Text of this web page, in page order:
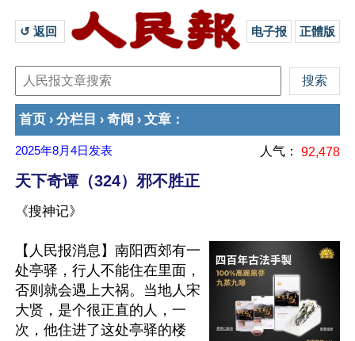
↺ 返回 电子报 正體版
首页 › 分栏目 › 奇闻 › 文章 ：
2025年8月4日 发表 人气： 92,478
天下奇谭（324）邪不胜正
《搜神记》
【人民报消息】南阳西郊有一
处亭驿，行人不能住在里面，
否则就会遇上大祸。当地人宋
大贤，是个很正直的人，一
次，他住进了这处亭驿的楼